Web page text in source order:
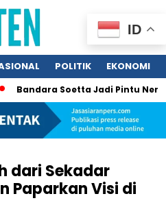
POLITIK EKONOMI
Bandara Soetta Jadi Pintu Neraka
dari Sekadar
Paparkan Visi di
ID